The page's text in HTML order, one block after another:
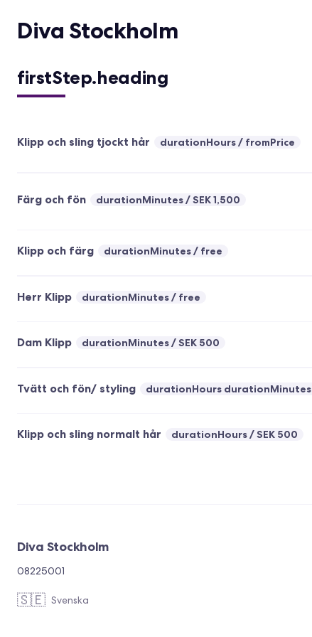
Diva Stockholm
firstStep.heading
Klipp och sling tjockt hår durationHours fromPrice
Färg och fön durationMinutes SEK 1,500
Klipp och färg durationMinutes free
Herr Klipp durationMinutes free
Dam Klipp durationMinutes SEK 500
Tvätt och fön/ styling durationHours durationMinutes
Klipp och sling normalt hår durationHours SEK 500
Diva Stockholm
08225001
🇸🇪 Svenska